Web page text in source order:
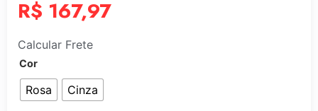
R$ 167,97
Calcular Frete
Cor
Rosa Cinza